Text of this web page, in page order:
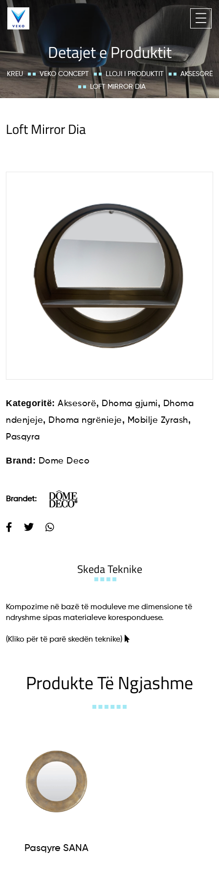
Detajet e Produktit
KREU VEKO CONCEPT LLOJI I PRODUKTIT
AKSESORË
LOFT MIRROR DIA
Loft Mirror Dia
Kategoritë: Aksesorë, Dhoma gjumi, Dhoma
ndenjeje, Dhoma ngrënieje, Mobilje Zyrash,
Pasqyra
Brand: Dome Deco
Brandet:
Skeda Teknike
Kompozime në bazë të moduleve me dimensione të
ndryshme sipas materialeve koresponduese.
(Kliko për të parë skedën teknike)
Produkte Të Ngjashme
Pasqyre SANA